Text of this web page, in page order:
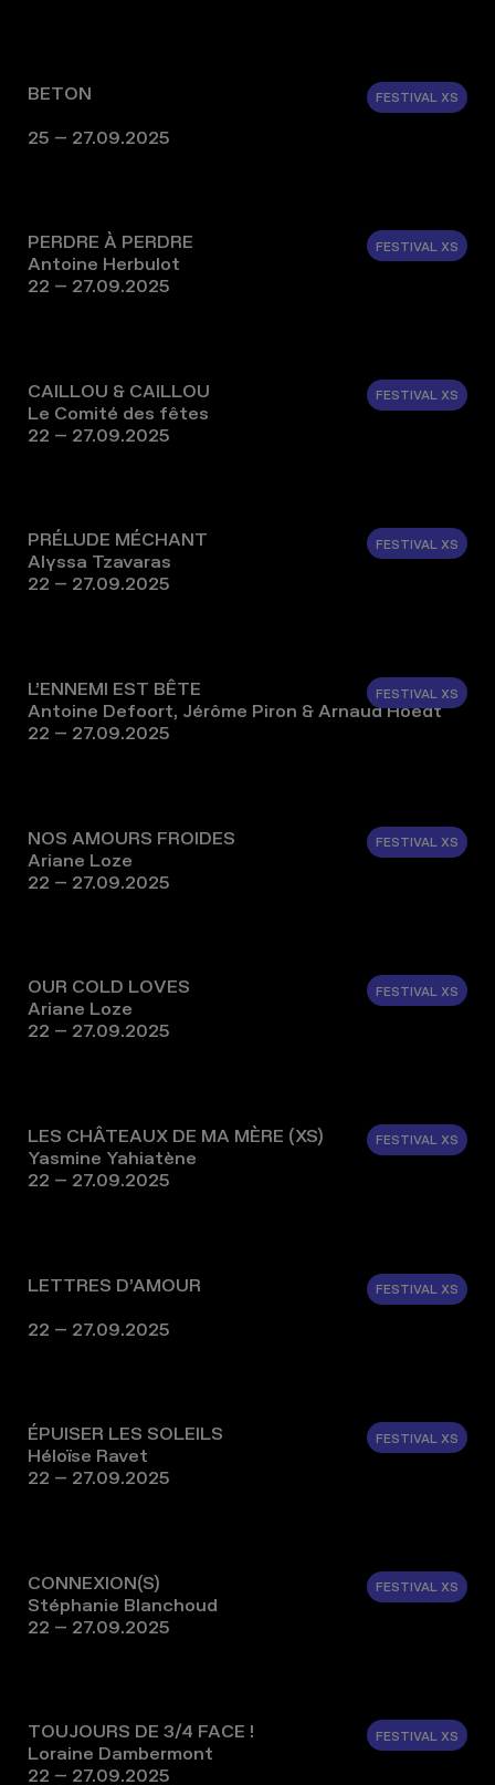
FESTIVAL XS
BETON
25 – 27.09.2025
FESTIVAL XS
PERDRE À PERDRE
Antoine Herbulot
22 – 27.09.2025
FESTIVAL XS
CAILLOU & CAILLOU
Le Comité des fêtes
22 – 27.09.2025
FESTIVAL XS
PRÉLUDE MÉCHANT
Alyssa Tzavaras
22 – 27.09.2025
FESTIVAL XS
L’ENNEMI EST BÊTE
Antoine Defoort, Jérôme Piron & Arnaud Hoedt
22 – 27.09.2025
FESTIVAL XS
NOS AMOURS FROIDES
Ariane Loze
22 – 27.09.2025
FESTIVAL XS
OUR COLD LOVES
Ariane Loze
22 – 27.09.2025
FESTIVAL XS
LES CHÂTEAUX DE MA MÈRE (XS)
Yasmine Yahiatène
22 – 27.09.2025
FESTIVAL XS
LETTRES D’AMOUR
22 – 27.09.2025
FESTIVAL XS
ÉPUISER LES SOLEILS
Héloïse Ravet
22 – 27.09.2025
FESTIVAL XS
CONNEXION(S)
Stéphanie Blanchoud
22 – 27.09.2025
FESTIVAL XS
TOUJOURS DE 3/4 FACE !
Loraine Dambermont
22 – 27.09.2025